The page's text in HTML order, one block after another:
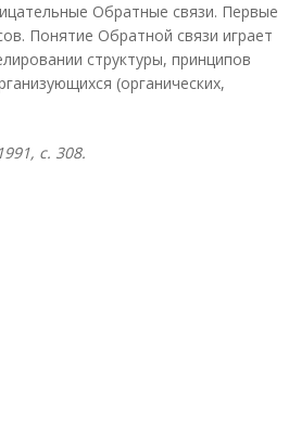
Обратные связи. Первые
Понятие Обратной связи играет
структуры, принципов
(органических,
с. 308.